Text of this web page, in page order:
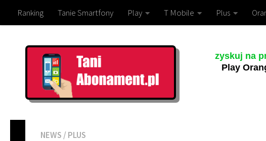
Ranking Tanie Smartfony Play T Mobile Plus
zyskuj na
Play
NEWS /PLUS